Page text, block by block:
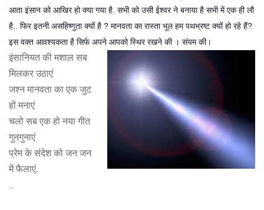
आता इंसान को आखिर हो क्या गया है. सभी को उसी ईश्वर ने बनाया है सभी में एक ही लौ
है.. फिर इतनी असहिष्णुता क्यों है ? मानवता का रास्ता भूल हम पथभ्रष्ट क्यों हो रहे हैं?
इस वक्त आवश्यकता है सिर्फ अपने आपको स्थिर रखने की । संयम की।
इंसानियत की मशाल सब
मिलकर उठाएं
जश्न मानवता का एक जुट
हों मनाएं
चलो सब एक हो नया गीत
गुनगुनाएं
प्रेम के संदेश को जन जन
में फैलाएं.